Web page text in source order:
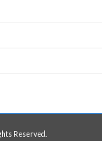
Reserved.